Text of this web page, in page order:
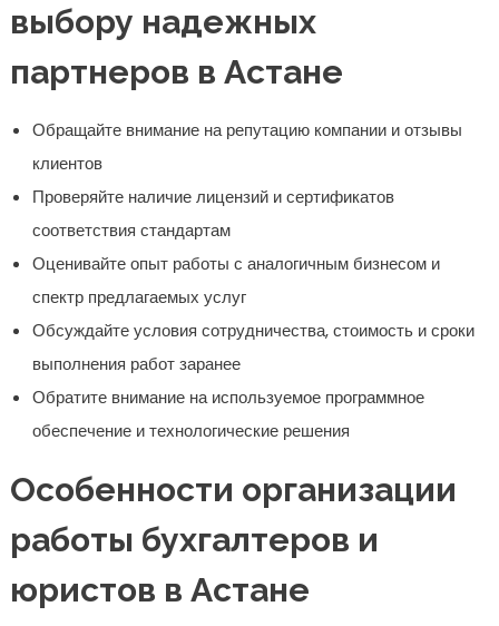
выбору надежных
партнеров в Астане
Обращайте внимание на репутацию компании и отзывы
клиентов
Проверяйте наличие лицензий и сертификатов
соответствия стандартам
Оценивайте опыт работы с аналогичным бизнесом и
спектр предлагаемых услуг
Обсуждайте условия сотрудничества, стоимость и сроки
выполнения работ заранее
Обратите внимание на используемое программное
обеспечение и технологические решения
Особенности организации
работы бухгалтеров и
юристов в Астане